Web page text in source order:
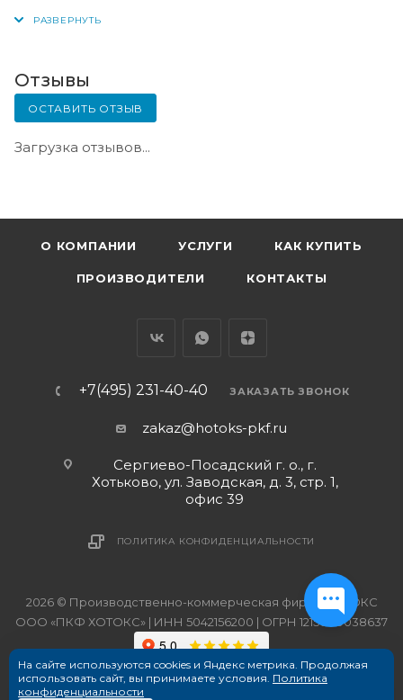
Отзывы
ОСТАВИТЬ ОТЗЫВ
Загрузка отзывов...
О КОМПАНИИ УСЛУГИ КАК КУПИТЬ
ПРОИЗВОДИТЕЛИ КОНТАКТЫ
+7(495) 231-40-40 ЗАКАЗАТЬ ЗВОНОК
zakaz@hotoks-pkf.ru
Сергиево-Посадский г. о., г.
Хотьково, ул. Заводская, д. 3, стр. 1,
офис 39
ПОЛИТИКА КОНФИДЕНЦИАЛЬНОСТИ
2026 © Производственно-коммерческая фирма ХОТОКС
ООО «ПКФ ХОТОКС» | ИНН 5042156200 | ОГРН 1215000038637
На сайте используются cookies и Яндекс метрика. Продолжая
использовать сайт, вы принимаете условия. Политика
конфиденциальности